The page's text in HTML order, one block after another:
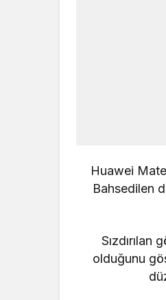
Huawei Mate
Bahsedilen
olduğunu